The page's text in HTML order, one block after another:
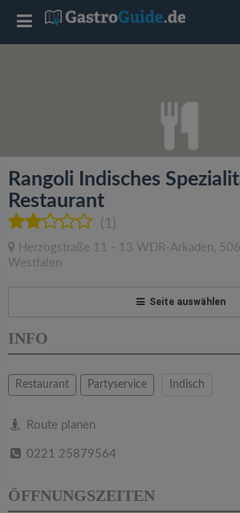
Rangoli Indisches
Restaurant
(1)
Herzogstraße 11 - 13 WDR-Arkaden,
Westfalen
Seite auswählen
INFO
Restaurant Partyservice Indisch
Route planen
0221 25879564
ÖFFNUNGSZEITEN
T
e
a